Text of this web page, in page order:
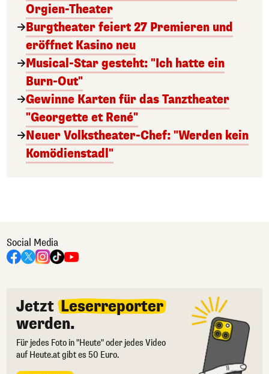
Orgien-Theater
Burgtheater feiert 27 Premieren und
eröffnet Kasino neu
Musical-Star gesteht: "Ich hatte ein
Burn-Out"
Gewinne Karten für das Tanztheater
"Georgette et René"
Neuer Volkstheater-Chef: "Werden kein
Komödienstadl"
Social Media
Jetzt Leserreporter
werden.
Für jedes Foto in "Heute" oder jedes Video
auf Heute.at gibt es 50 Euro.